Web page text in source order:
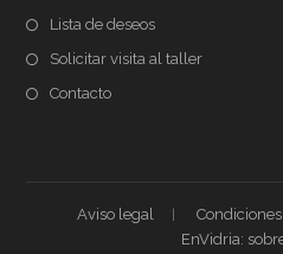
Lista de deseos
Solicitar visita al taller
Contacto
Aviso legal
EnVidria: